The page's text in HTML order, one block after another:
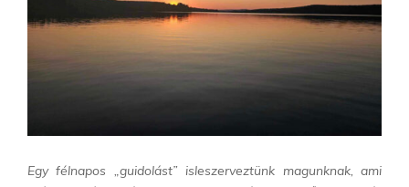
Egy félnapos „guidolást” isleszerveztünk magunknak, ami